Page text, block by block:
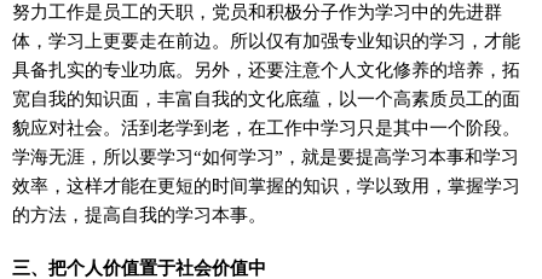
努力工作是员工的天职，党员和积极分子作为学习中的先进群
体，学习上更要走在前边。所以仅有加强专业知识的学习，才能
具备扎实的专业功底。另外，还要注意个人文化修养的培养，拓
宽自我的知识面，丰富自我的文化底蕴，以一个高素质员工的面
貌应对社会。活到老学到老，在工作中学习只是其中一个阶段。
学海无涯，所以要学习“如何学习”，就是要提高学习本事和学习
效率，这样才能在更短的时间掌握的知识，学以致用，掌握学习
的方法，提高自我的学习本事。
三、把个人价值置于社会价值中